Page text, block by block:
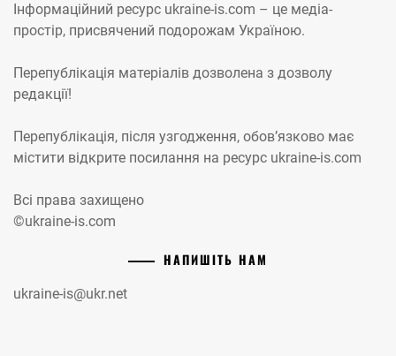
Інформаційний ресурс ukraine-is.com – це медіа-
простір, присвячений подорожам Україною.
Перепублікація матеріалів дозволена з дозволу
редакції!
Перепублікація, після узгодження, обов’язково має
містити відкрите посилання на ресурс ukraine-is.com
Всі права захищено
©ukraine-is.com
НАПИШІТЬ НАМ
ukraine-is@ukr.net